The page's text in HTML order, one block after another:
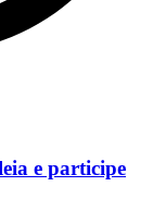
e participe